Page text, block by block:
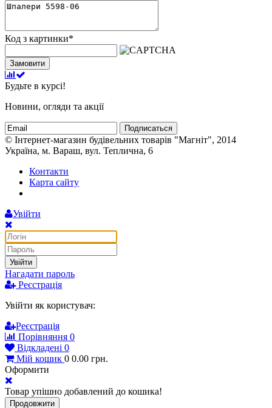
Код з картинки*
Замовити
Будьте в курсі!
Новини, огляди та акції
Подписаться
© Інтернет-магазин будівельних товарів "Магніт", 2014
Україна, м. Вараш, вул. Теплична, 6
Контакти
Карта сайту
Увійти
Увійти
Нагадати пароль
Реєстрація
Увійти як користувач:
Реєстрація
Порівняння 0
Відкладені 0
Мій кошик 0 0.00 грн.
Оформити
Товар упішно добавлений до кошика!
Продовжити